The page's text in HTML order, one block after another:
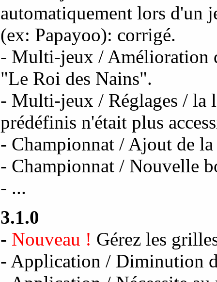
automatiquement lors d'un
(ex: Papayoo): corrigé.
- Multi-jeux / Amélioration
"Le Roi des Nains".
- Multi-jeux / Réglages / la
prédéfinis n'était plus
- Championnat / Ajout de
- Championnat / Nouvelle
- ...
3.1.0
- Nouveau ! Gérez les
- Application / Diminution